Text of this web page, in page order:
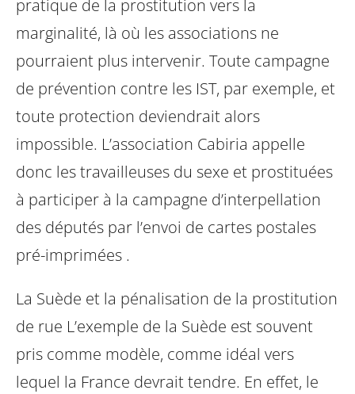
pratique de la prostitution vers la
marginalité, là où les associations ne
pourraient plus intervenir. Toute campagne
de prévention contre les IST, par exemple, et
toute protection deviendrait alors
impossible. L’association Cabiria appelle
donc les travailleuses du sexe et prostituées
à participer à la campagne d’interpellation
des députés par l’envoi de cartes postales
pré-imprimées .
La Suède et la pénalisation de la prostitution
de rue L’exemple de la Suède est souvent
pris comme modèle, comme idéal vers
lequel la France devrait tendre. En effet, le